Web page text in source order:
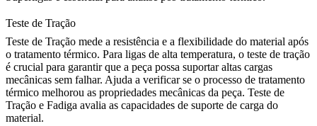
Teste de Tração
Teste de Tração mede a resistência e a flexibilidade do material após
o tratamento térmico. Para ligas de alta temperatura, o teste de tração
é crucial para garantir que a peça possa suportar altas cargas
mecânicas sem falhar. Ajuda a verificar se o processo de tratamento
térmico melhorou as propriedades mecânicas da peça. Teste de
Tração e Fadiga avalia as capacidades de suporte de carga do
material.